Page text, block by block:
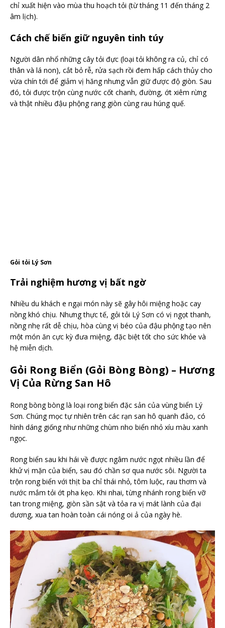
chỉ xuất hiện vào mùa thu hoạch tỏi (từ tháng 11 đến tháng 2
âm lịch).
Cách chế biến giữ nguyên tinh túy
Người dân nhổ những cây tỏi đực (loại tỏi không ra củ, chỉ có
thân và lá non), cắt bỏ rễ, rửa sạch rồi đem hấp cách thủy cho
vừa chín tới để giảm vị hăng nhưng vẫn giữ được độ giòn. Sau
đó, tỏi được trộn cùng nước cốt chanh, đường, ớt xiêm rừng
và thật nhiều đậu phộng rang giòn cùng rau húng quế.
Gỏi tỏi Lý Sơn
Trải nghiệm hương vị bất ngờ
Nhiều du khách e ngại món này sẽ gây hôi miệng hoặc cay
nồng khó chịu. Nhưng thực tế, gỏi tỏi Lý Sơn có vị ngọt thanh,
nồng nhẹ rất dễ chịu, hòa cùng vị béo của đậu phộng tạo nên
một món ăn cực kỳ đưa miệng, đặc biệt tốt cho sức khỏe và
hệ miễn dịch.
Gỏi Rong Biển (Gỏi Bòng Bòng) – Hương
Vị Của Rừng San Hô
Rong bòng bòng là loại rong biển đặc sản của vùng biển Lý
Sơn. Chúng mọc tự nhiên trên các rạn san hô quanh đảo, có
hình dáng giống như những chùm nho biển nhỏ xíu màu xanh
ngọc.
Rong biển sau khi hái về được ngâm nước ngọt nhiều lần để
khử vị mặn của biển, sau đó chần sơ qua nước sôi. Người ta
trộn rong biển với thịt ba chỉ thái nhỏ, tôm luộc, rau thơm và
nước mắm tỏi ớt pha kẹo. Khi nhai, từng nhánh rong biển vỡ
tan trong miệng, giòn sần sật và tỏa ra vị mát lành của đại
dương, xua tan hoàn toàn cái nóng oi ả của ngày hè.